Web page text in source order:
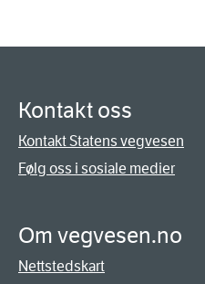
Kontakt oss
Kontakt Statens vegvesen
Følg oss i sosiale medier
Om vegvesen.no
Nettstedskart